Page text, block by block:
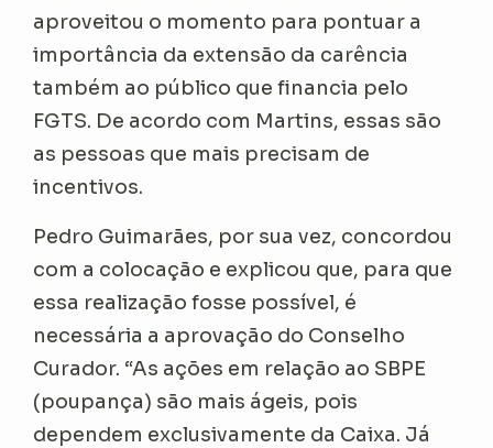
aproveitou o momento para pontuar a
importância da extensão da carência
também ao público que financia pelo
FGTS. De acordo com Martins, essas são
as pessoas que mais precisam de
incentivos.
Pedro Guimarães, por sua vez, concordou
com a colocação e explicou que, para que
essa realização fosse possível, é
necessária a aprovação do Conselho
Curador. “As ações em relação ao SBPE
(poupança) são mais ágeis, pois
dependem exclusivamente da Caixa. Já